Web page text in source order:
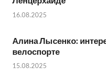
16.08.2025
Алина Лысенко:
велоспорте
15.08.2025